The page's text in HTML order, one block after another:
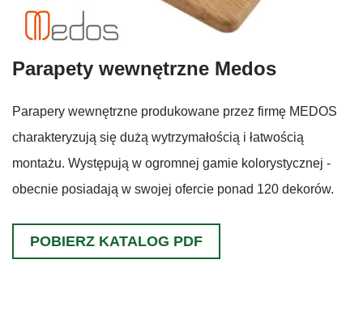
Parapety wewnętrzne Medos
Parapery wewnętrzne produkowane przez firmę MEDOS
charakteryzują się dużą wytrzymałością i łatwością
montażu. Występują w ogromnej gamie kolorystycznej -
obecnie posiadają w swojej ofercie ponad 120 dekorów.
POBIERZ KATALOG PDF